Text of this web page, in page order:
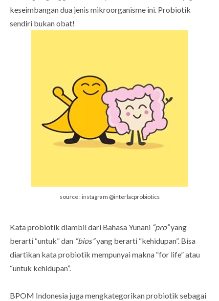
keseimbangan dua jenis mikroorganisme ini. Probiotik
sendiri bukan obat!
source : instagram @interlacprobiotics
Kata probiotik diambil dari Bahasa Yunani “pro”yang
berarti “untuk” dan “bios”yang berarti “kehidupan”. Bisa
diartikan kata probiotik mempunyai makna “for life” atau
“untuk kehidupan”.
BPOM Indonesia juga mengkategorikan probiotik sebagai